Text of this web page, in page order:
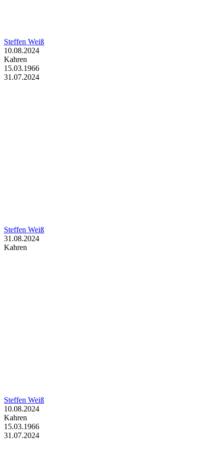
Steffen Weiß
10.08.2024
Kahren
15.03.1966
31.07.2024
Steffen Weiß
31.08.2024
Kahren
Steffen Weiß
10.08.2024
Kahren
15.03.1966
31.07.2024